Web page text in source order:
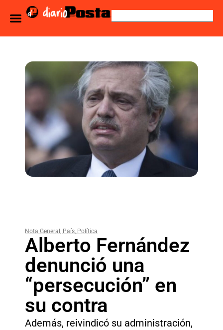
Nota General , País, Política
Alberto Fernández
denunció una
“persecución” en
su contra
Además, reivindicó su administración,